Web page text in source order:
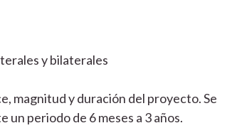
y bilaterales
magnitud y duración del proyecto. Se
periodo de 6 meses a 3 años.